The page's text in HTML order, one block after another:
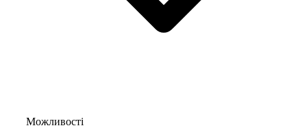
Можливості